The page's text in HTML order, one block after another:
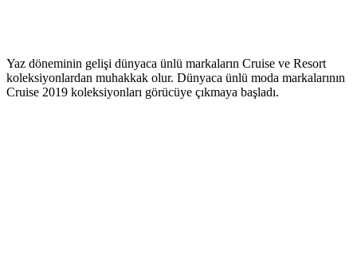
Yaz döneminin gelişi dünyaca ünlü markaların Cruise ve Resort
koleksiyonlardan muhakkak olur. Dünyaca ünlü moda markalarının
Cruise 2019 koleksiyonları görücüye çıkmaya başladı.